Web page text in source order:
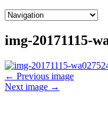
img-20171115-
← Previous image
Next image →